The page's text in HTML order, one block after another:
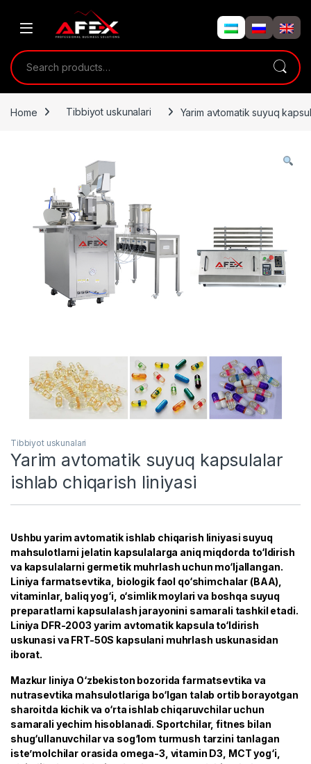
Search for:
Home Tibbiyot uskunalari Yarim avtomatik suyuq
Tibbiyot uskunalari
Yarim avtomatik suyuq kapsulalar
ishlab chiqarish liniyasi
Ushbu yarim avtomatik ishlab chiqarish liniyasi suyuq
mahsulotlarni jelatin kapsulalarga aniq miqdorda to‘ldirish
va kapsulalarni germetik muhrlash uchun mo‘ljallangan.
Liniya farmatsevtika, biologik faol qo‘shimchalar (BAA),
vitaminlar, baliq yog‘i, o‘simlik moylari va boshqa suyuq
preparatlarni kapsulalash jarayonini samarali tashkil etadi.
Liniya DFR-2003 yarim avtomatik kapsula to‘ldirish
uskunasi va FRT-50S kapsulani muhrlash uskunasidan
iborat.
Mazkur liniya O‘zbekiston bozorida farmatsevtika va
nutrasevtika mahsulotlariga bo‘lgan talab ortib borayotgan
sharoitda kichik va o‘rta ishlab chiqaruvchilar uchun
samarali yechim hisoblanadi. Sportchilar, fitnes bilan
shug‘ullanuvchilar va sog‘lom turmush tarzini tanlagan
iste’molchilar orasida omega-3, vitamin D3, MCT yog‘i,